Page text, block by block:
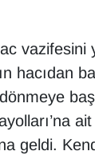
vazifesini
hacıdan
geldi.